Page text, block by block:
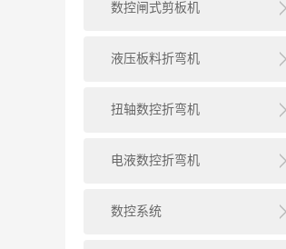
数控闸式剪板机
液压板料折弯机
扭轴数控折弯机
电液数控折弯机
数控系统